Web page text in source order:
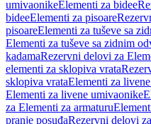
umivaonikeElementi za bidee
bideeElementi za pisoare
pisoareElementi za tuševe sa
Elementi za tuševe sa zidnim
kadamaRezervni delovi za
elementi za sklopiva vrata
sklopiva vrataElementi za
Elementi za livene umivaonike
za Elementi za armaturu
pranje posuđaRezervni delovi